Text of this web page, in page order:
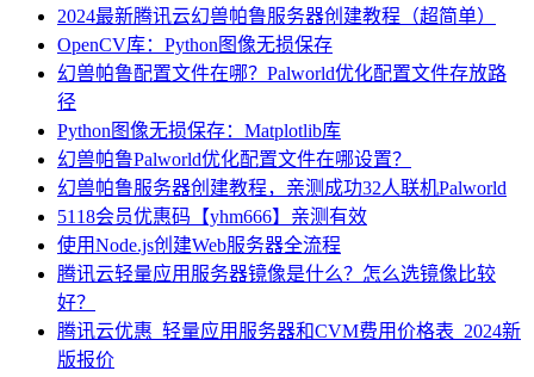
2024最新腾讯云幻兽帕鲁服务器创建教程（超简单）
OpenCV库：Python图像无损保存
幻兽帕鲁配置文件在哪？Palworld优化配置文件存放路
径
Python图像无损保存：Matplotlib库
幻兽帕鲁Palworld优化配置文件在哪设置？
幻兽帕鲁服务器创建教程，亲测成功32人联机Palworld
5118会员优惠码【yhm666】亲测有效
使用Node.js创建Web服务器全流程
腾讯云轻量应用服务器镜像是什么？怎么选镜像比较
好？
腾讯云优惠_轻量应用服务器和CVM费用价格表_2024新
版报价